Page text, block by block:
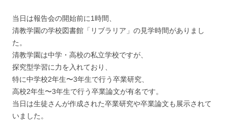
当日は報告会の開始前に1時間、
清教学園の学校図書館「リブラリア」の見学時間がありまし
た。
清教学園は中学・高校の私立学校ですが、
探究型学習に力を入れており、
特に中学校2年生〜3年生で行う卒業研究、
高校2年生〜3年生で行う卒業論文が有名です。
当日は生徒さんが作成された卒業研究や卒業論文も展示されて
いました。